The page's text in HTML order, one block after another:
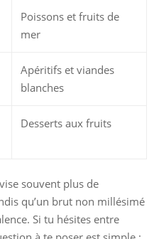
Poissons et fruits de
mer
Apéritifs et viandes
blanches
Desserts aux fruits
souvent plus de
qu’un brut non millésimé
Si tu hésites entre